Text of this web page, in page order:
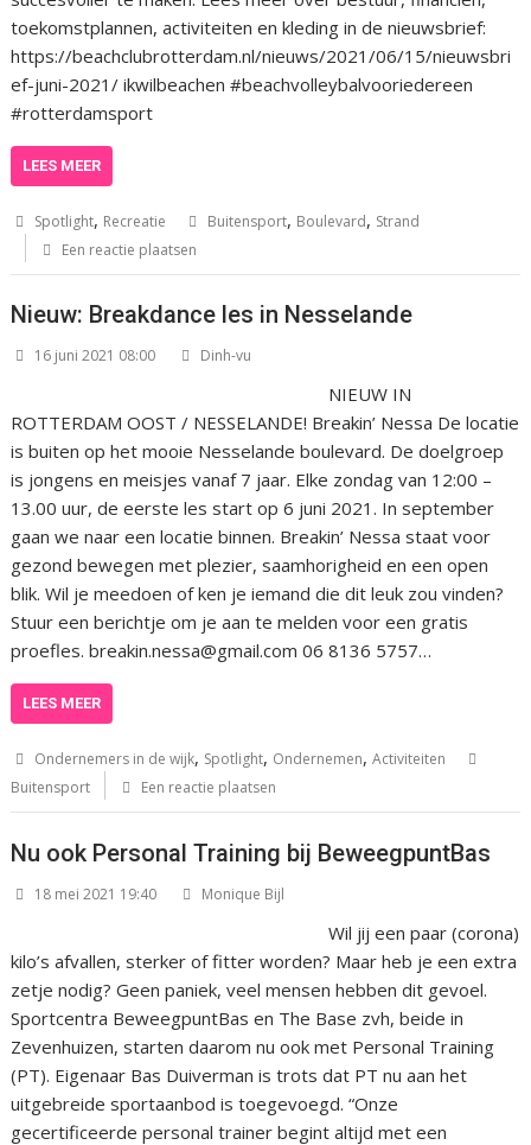
toekomstplannen, activiteiten en kleding in de nieuwsbrief:
https://beachclubrotterdam.nl/nieuws/2021/06/15/nieuwsbri
ef-juni-2021/ ikwilbeachen #beachvolleybalvooriedereen
#rotterdamsport
LEES MEER
Spotlight, Recreatie Buitensport, Boulevard, Strand
Een reactie plaatsen
Nieuw: Breakdance les in Nesselande
16 juni 2021 08:00 Dinh-vu
NIEUW IN
ROTTERDAM OOST / NESSELANDE! Breakin’ Nessa De locatie
is buiten op het mooie Nesselande boulevard. De doelgroep
is jongens en meisjes vanaf 7 jaar. Elke zondag van 12:00 –
13.00 uur, de eerste les start op 6 juni 2021. In september
gaan we naar een locatie binnen. Breakin’ Nessa staat voor
gezond bewegen met plezier, saamhorigheid en een open
blik. Wil je meedoen of ken je iemand die dit leuk zou vinden?
Stuur een berichtje om je aan te melden voor een gratis
proefles. breakin.nessa@gmail.com 06 8136 5757…
LEES MEER
Ondernemers in de wijk, Spotlight, Ondernemen,Activiteiten
Buitensport
Een reactie plaatsen
Nu ook Personal Training bij BeweegpuntBas
18 mei 2021 19:40 Monique Bijl
Wil jij een paar (corona)
kilo’s afvallen, sterker of fitter worden? Maar heb je een extra
zetje nodig? Geen paniek, veel mensen hebben dit gevoel.
Sportcentra BeweegpuntBas en The Base zvh, beide in
Zevenhuizen, starten daarom nu ook met Personal Training
(PT). Eigenaar Bas Duiverman is trots dat PT nu aan het
uitgebreide sportaanbod is toegevoegd. “Onze
gecertificeerde personal trainer begint altijd met een